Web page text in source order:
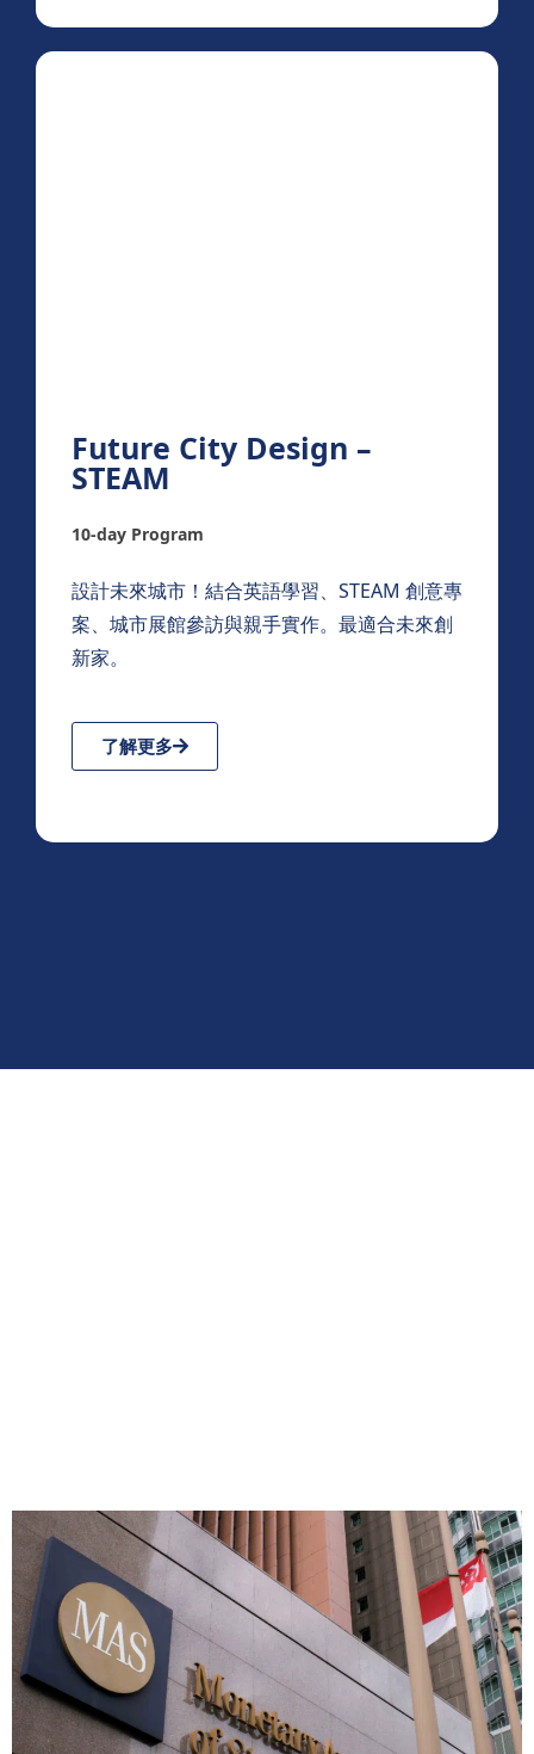
Future City Design –
STEAM
10-day Program
設計未來城市！結合英語學習、STEAM 創意專
案、城市展館參訪與親手實作。最適合未來創
新家。
了解更多